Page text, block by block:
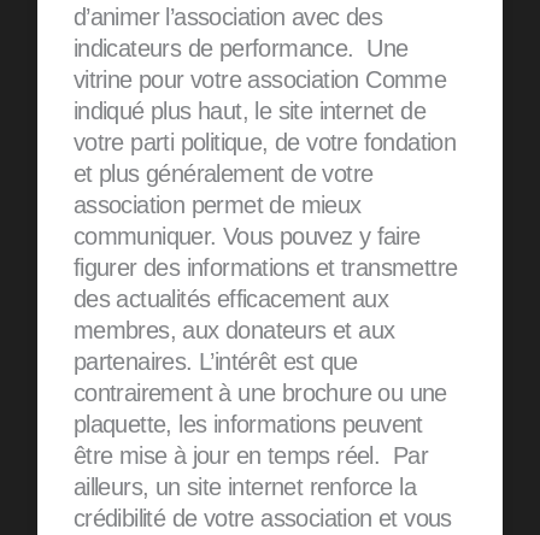
d’animer l’association avec des
indicateurs de performance. Une
vitrine pour votre association Comme
indiqué plus haut, le site internet de
votre parti politique, de votre fondation
et plus généralement de votre
association permet de mieux
communiquer. Vous pouvez y faire
figurer des informations et transmettre
des actualités efficacement aux
membres, aux donateurs et aux
partenaires. L’intérêt est que
contrairement à une brochure ou une
plaquette, les informations peuvent
être mise à jour en temps réel. Par
ailleurs, un site internet renforce la
crédibilité de votre association et vous